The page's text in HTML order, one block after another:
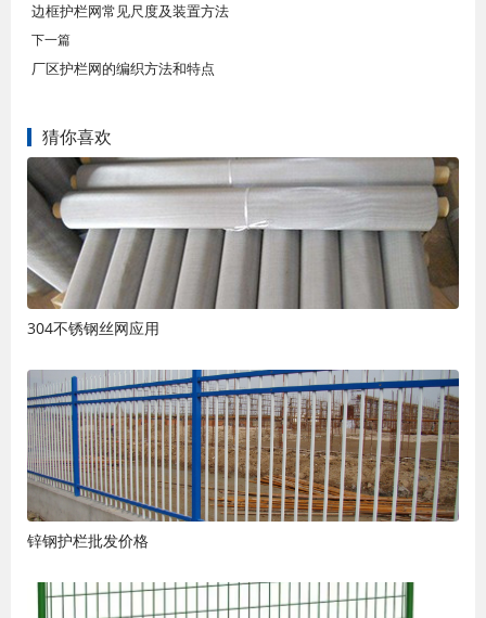
边框护栏网常见尺度及装置方法
下一篇
厂区护栏网的编织方法和特点
猜你喜欢
304不锈钢丝网应用
锌钢护栏批发价格